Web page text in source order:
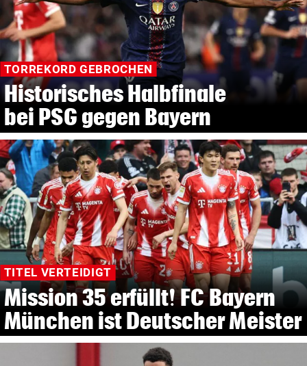
TORREKORD GEBROCHEN
Historisches Halbfinale
bei PSG gegen Bayern
TITEL VERTEIDIGT
Mission 35 erfüllt! FC Bayern
München ist Deutscher Meister